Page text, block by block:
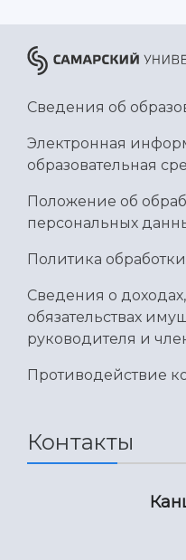
Сведения об
Официальные
Сведения об
Электронная
образовательная
Положение об
персональных
Политика
Сведения о
обязательствах
руководителя и
Противодействие
Контакты